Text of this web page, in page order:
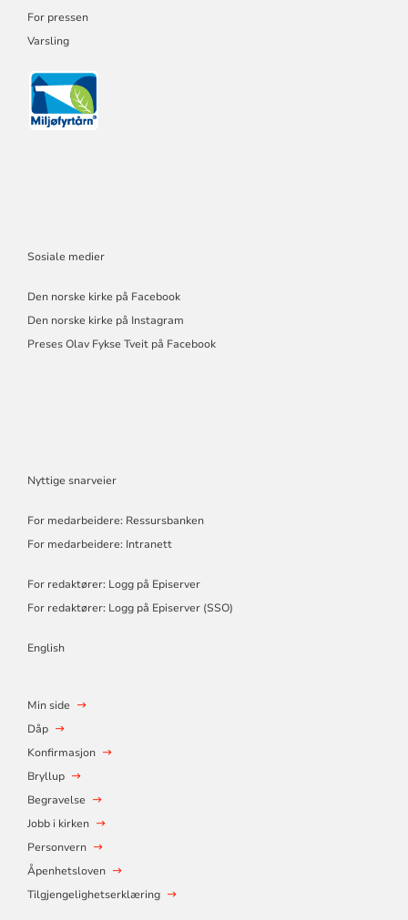
For pressen
Varsling
Sosiale medier
Den norske kirke på Facebook
Den norske kirke på Instagram
Preses Olav Fykse Tveit på Facebook
Nyttige snarveier
For medarbeidere: Ressursbanken
For medarbeidere: Intranett
For redaktører: Logg på Episerver
For redaktører: Logg på Episerver (SSO)
English
Min side
Dåp
Konfirmasjon
Bryllup
Begravelse
Jobb i kirken
Personvern
Åpenhetsloven
Tilgjengelighetserklæring